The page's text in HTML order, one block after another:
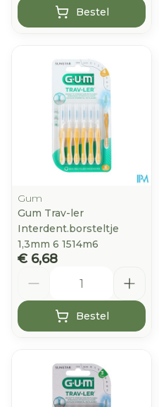
Bestel
Gum
Gum Trav-ler
Interdent.borsteltje
1,3mm 6 1514m6
€ 6,68
Bestel